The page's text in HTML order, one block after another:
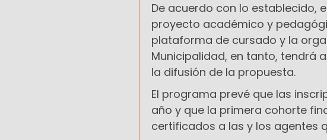
De acuerdo con lo establecido,
proyecto académico y
plataforma de cursado y la
Municipalidad, en tanto, tendrá
la difusión de la propuesta.
El programa prevé que las
año y que la primera cohorte
certificados a las y los agentes